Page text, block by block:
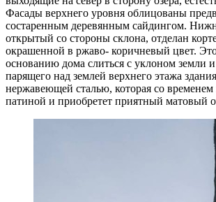
Фасады верхнего уровня облицованы
состаренным деревянным сайдингом.
открытый со стороны склона, отделан
окрашенной в ржаво- коричневый цвет.
основанию дома слиться с уклоном земли
парящего над землей верхнего этажа
нержавеющей сталью, которая со временем
патиной и приобретет приятный матовый